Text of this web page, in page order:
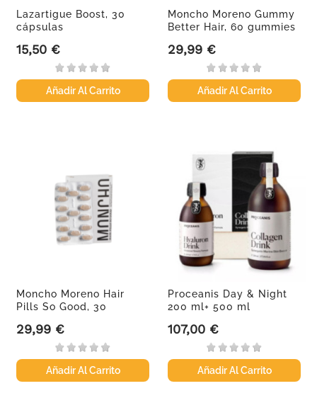
Lazartigue Boost, 30
cápsulas
Precio
15,50 €
Añadir Al Carrito
Moncho Moreno Gummy
Better Hair, 60 gummies
Precio
29,99 €
Añadir Al Carrito
Moncho Moreno Hair
Pills So Good, 30
Precio
29,99 €
Añadir Al Carrito
Proceanis Day & Night
200 ml+ 500 ml
Precio
107,00 €
Añadir Al Carrito